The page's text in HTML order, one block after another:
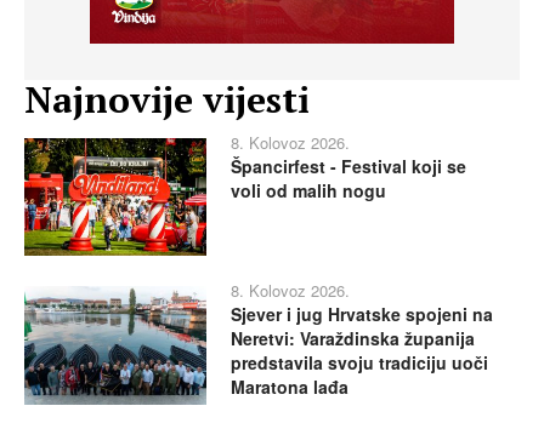
Najnovije vijesti
8. Kolovoz 2026.
Špancirfest - Festival koji se
voli od malih nogu
8. Kolovoz 2026.
Sjever i jug Hrvatske spojeni na
Neretvi: Varaždinska županija
predstavila svoju tradiciju uoči
Maratona lađa